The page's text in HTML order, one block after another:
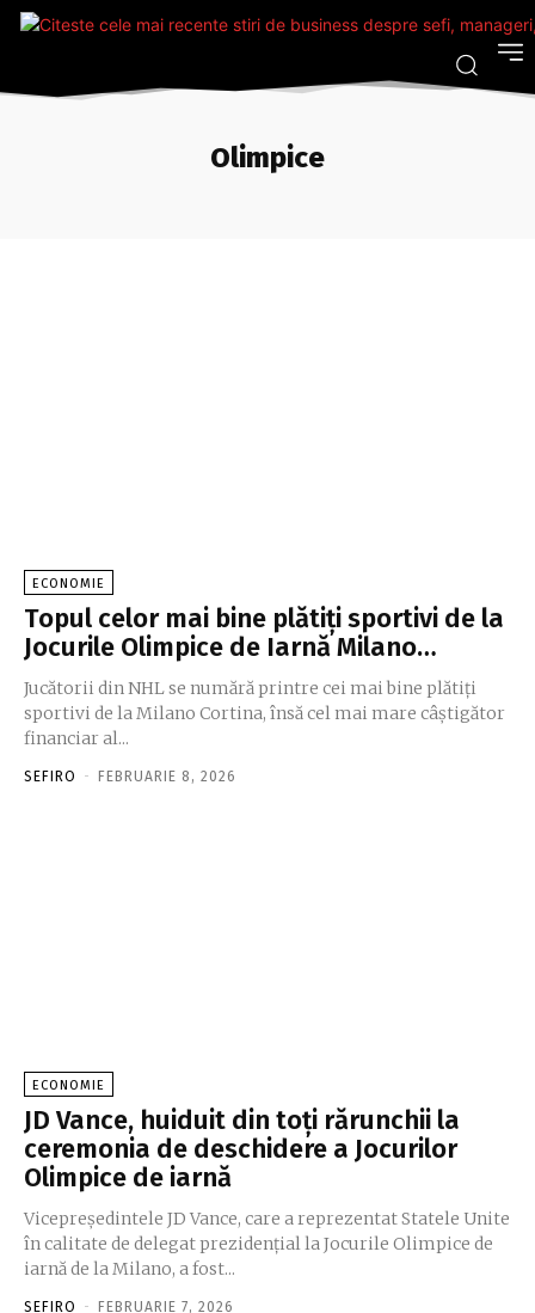
Olimpice
ECONOMIE
Topul celor mai bine plătiţi sportivi de la
Jocurile Olimpice de Iarnă Milano…
Jucătorii din NHL se numără printre cei mai bine plătiţi
sportivi de la Milano Cortina, însă cel mai mare câştigător
financiar al...
SEFIRO - FEBRUARIE 8, 2026
ECONOMIE
JD Vance, huiduit din toți rărunchii la
ceremonia de deschidere a Jocurilor
Olimpice de iarnă
Vicepreședintele JD Vance, care a reprezentat Statele Unite
în calitate de delegat prezidențial la Jocurile Olimpice de
iarnă de la Milano, a fost...
SEFIRO - FEBRUARIE 7, 2026